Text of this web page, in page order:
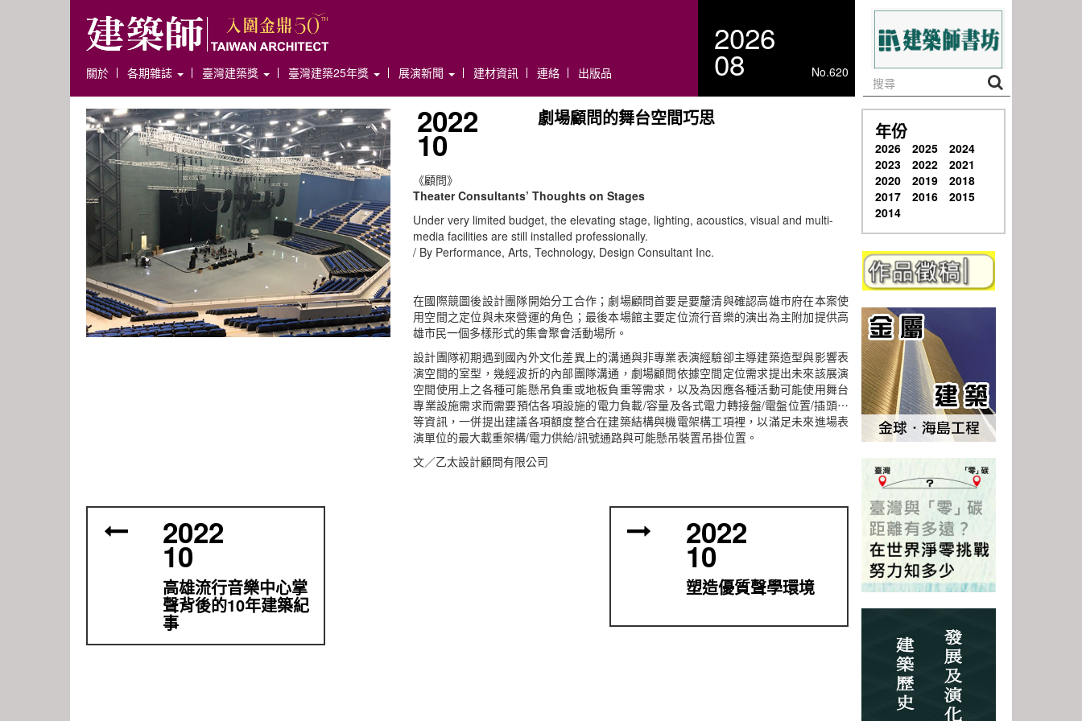
關於 各期雜誌 臺灣建築獎 臺灣建築25年獎 展演新聞 建材資訊 連絡 出版品
2026
08 No.620
2022
10
劇場顧問的舞台空間巧思
《顧問》
Theater Consultants’ Thoughts on Stages
Under very limited budget, the elevating stage, lighting, acoustics, visual and multi-
media facilities are still installed professionally.
/ By Performance, Arts, Technology, Design Consultant Inc.
在國際競圖後設計團隊開始分工合作；劇場顧問首要是要釐清與確認高雄市府在本案使
用空間之定位與未來營運的角色；最後本場館主要定位流行音樂的演出為主附加提供高
雄市民一個多樣形式的集會聚會活動場所。
設計團隊初期遇到國內外文化差異上的溝通與非專業表演經驗卻主導建築造型與影響表
演空間的室型，幾經波折的內部團隊溝通，劇場顧問依據空間定位需求提出未來該展演
空間使用上之各種可能懸吊負重或地板負重等需求，以及為因應各種活動可能使用舞台
專業設施需求而需要預估各項設施的電力負載/容量及各式電力轉接盤/電盤位置/插頭⋯
等資訊，一併提出建議各項額度整合在建築結構與機電架構工項裡，以滿足未來進場表
演單位的最大載重架構/電力供給/訊號通路與可能懸吊裝置吊掛位置。
文／乙太設計顧問有限公司
2022
10
高雄流行音樂中心掌
聲背後的10年建築紀
事
2022
10
塑造優質聲學環境
年份
2026 2025
2024
2023
2022
2021
2020
2019
2018
2017
2016
2015
2014